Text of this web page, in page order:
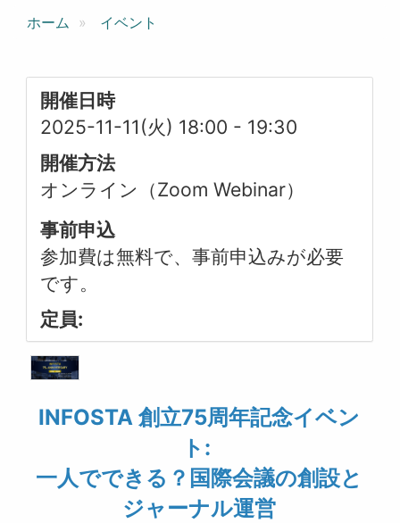
ホーム イベント
開催日時
2025-11-11(火) 18:00 - 19:30
開催方法
オンライン（Zoom Webinar）
事前申込
参加費は無料で、事前申込みが必要
です。
定員:
INFOSTA 創立75周年記念イベン
ト:
一人でできる？国際会議の創設と
ジャーナル運営